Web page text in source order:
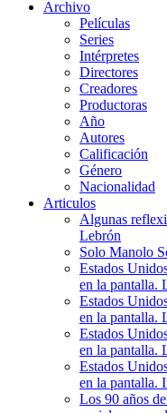
Archivo
Películas
Series
Intérpretes
Directores
Creadores
Productoras
Año
Autores
Calificación
Género
Nacionalidad
Articulos
Algunas
Lebrón
Solo Manolo
Estados
en la pantalla.
Estados
en la pantalla.
Estados
en la pantalla.
Estados
en la pantalla.
Los 90 años